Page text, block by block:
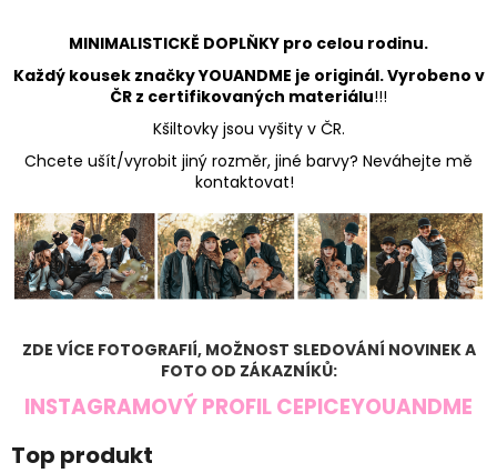
MINIMALISTICKĚ DOPLŇKY pro celou rodinu.
Každý kousek značky YOUANDME je originál. Vyrobeno v
ČR z certifikovaných materiálu!!!
Kšiltovky jsou vyšity v ČR.
Chcete ušít/vyrobit jiný rozměr, jiné barvy? Neváhejte mě
kontaktovat!
ZDE VÍCE FOTOGRAFIÍ, MOŽNOST SLEDOVÁNÍ NOVINEK A
FOTO OD ZÁKAZNÍKŮ:
INSTAGRAMOVÝ PROFIL CEPICEYOUANDME
Top produkt